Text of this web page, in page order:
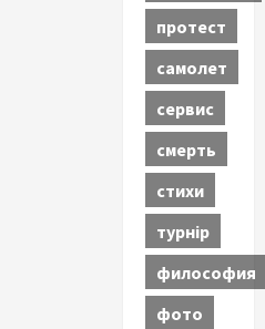
протест
самолет
сервис
смерть
стихи
турнір
философия
фото